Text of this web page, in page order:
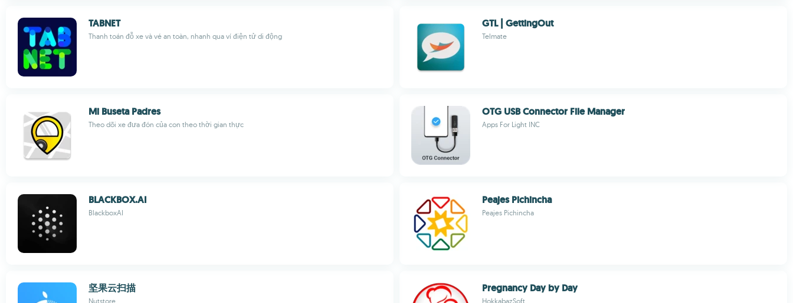
TABNET
Thanh toán đỗ xe và vé an toàn, nhanh qua ví điện tử di động
GTL | GettingOut
Telmate
Mi Buseta Padres
Theo dõi xe đưa đón của con theo thời gian thực
OTG USB Connector File Manager
Apps For Light INC
BLACKBOX.AI
BlackboxAI
Peajes Pichincha
Peajes Pichincha
坚果云扫描
Nutstore
Pregnancy Day by Day
HokkabazSoft